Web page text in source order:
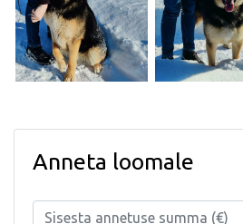
Anneta loomale